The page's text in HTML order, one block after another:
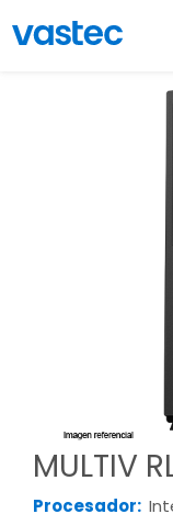
MULTIV
Procesador: